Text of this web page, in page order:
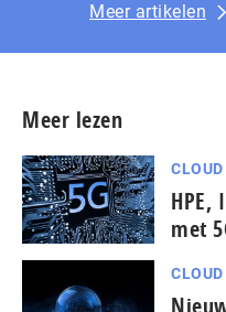
Meer artikelen
Meer lezen
HPE,
met